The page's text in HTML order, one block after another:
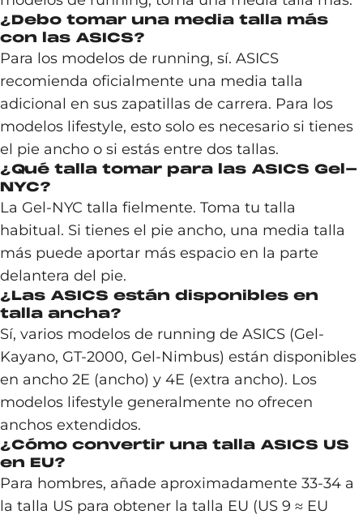
¿Debo tomar una media talla más
con las ASICS?
Para los modelos de running, sí. ASICS
recomienda oficialmente una media talla
adicional en sus zapatillas de carrera. Para los
modelos lifestyle, esto solo es necesario si tienes
el pie ancho o si estás entre dos tallas.
¿Qué talla tomar para las ASICS Gel-
NYC?
La Gel-NYC talla fielmente. Toma tu talla
habitual. Si tienes el pie ancho, una media talla
más puede aportar más espacio en la parte
delantera del pie.
¿Las ASICS están disponibles en
talla ancha?
Sí, varios modelos de running de ASICS (Gel-
Kayano, GT-2000, Gel-Nimbus) están disponibles
en ancho 2E (ancho) y 4E (extra ancho). Los
modelos lifestyle generalmente no ofrecen
anchos extendidos.
¿Cómo convertir una talla ASICS US
en EU?
Para hombres, añade aproximadamente 33-34 a
la talla US para obtener la talla EU (US 9 ≈ EU